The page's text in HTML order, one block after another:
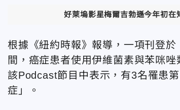
好萊塢影星梅爾吉勃遜今年初
根據《紐約時報》報導，一項刊登
間，癌症患者使用伊維菌素與苯咪
該Podcast節目中表示，有3名罹患
症」。